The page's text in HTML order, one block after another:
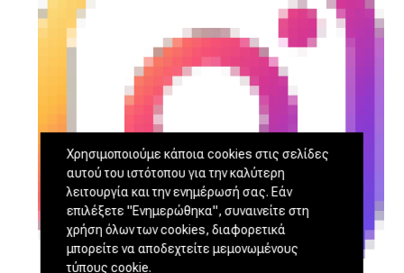
Χρησιμοποιούμε κάποια cookies στις σελίδες
αυτού του ιστότοπου για την καλύτερη
λειτουργία και την ενημέρωσή σας. Εάν
επιλέξετε "Ενημερώθηκα", συναινείτε στη
χρήση όλων των cookies, διαφορετικά
μπορείτε να αποδεχτείτε μεμονωμένους
τύπους cookie.